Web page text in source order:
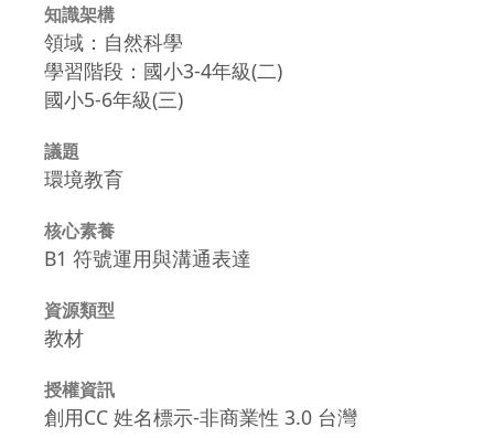
知識架構
領域：自然科學
學習階段：國小3-4年級(二)
國小5-6年級(三)
議題
環境教育
核心素養
B1 符號運用與溝通表達
資源類型
教材
授權資訊
創用CC 姓名標示-非商業性 3.0 台灣